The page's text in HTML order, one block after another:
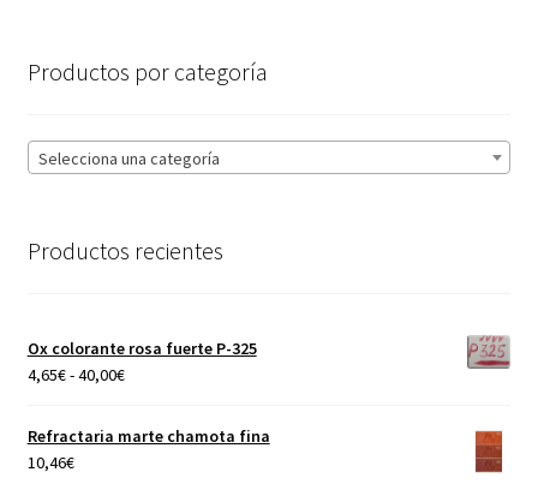
Productos por categoría
Selecciona una categoría
Productos recientes
Ox colorante rosa fuerte P-325
4,65€-40,00€Rango
precios:
Refractaria marte chamota fina
10,46€